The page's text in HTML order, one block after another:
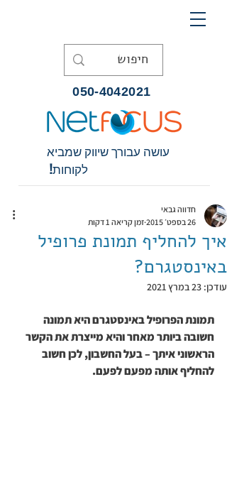
050-4042021
עושה עבורך שיווק שמביא
לקוחות!
איך להחליף תמונת פרופיל
באינסטגרם?
חדווה גבאי
26 בספט׳ 2015
זמן קריאה 1 דקות
עודכן: 23 במרץ 2021
תמונת הפרופיל באינסטגרם היא תמונה
חשובה ביותר מאחר והיא מייצרת את הקשר
הראשוני איתך – בעל החשבון, לכן חשוב
להחליף אותה מפעם לפעם.